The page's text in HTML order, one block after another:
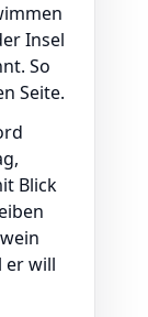
Insel
So
Seite.
Blick
er will